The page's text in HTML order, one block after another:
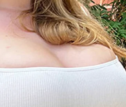
ย
ากับประชาชนก่อนการหาเสียง
มนโยบายหาเสียงมาตลอด การ
ระชาชนคงจำได้ และคงจะให้ค
สนอใครเป็นแคนดิเดทนายกฯ พ